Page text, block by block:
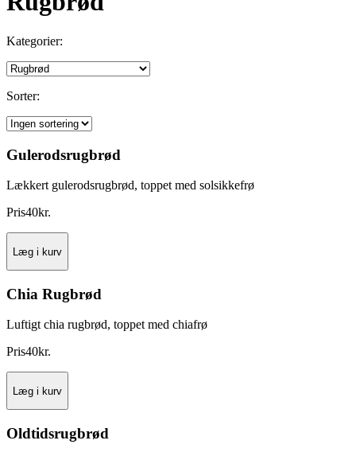
Kategorier:
Sorter:
Gulerodsrugbrød
Lækkert gulerodsrugbrød, toppet med solsikkefrø
Pris40kr.
Læg i kurv
Chia Rugbrød
Luftigt chia rugbrød, toppet med chiafrø
Pris40kr.
Læg i kurv
Oldtidsrugbrød